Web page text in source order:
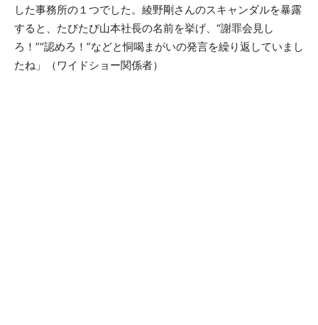
した事務所の１つでした。綾野剛さんのスキャンダルを暴露
すると、たびたび山本社長の名前を挙げ、“謝罪会見し
ろ！”“認めろ！”などと恫喝まがいの発言を繰り返していまし
たね」（ワイドショー関係者）